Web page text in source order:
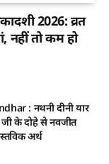
2026: व्रत
तो कम हो
: नथनी दीनी यार
जी के दोहे से नवजीत
अर्थ